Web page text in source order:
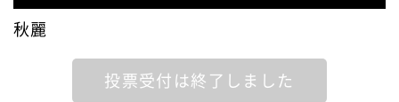
秋麗
投票受付は終了しました